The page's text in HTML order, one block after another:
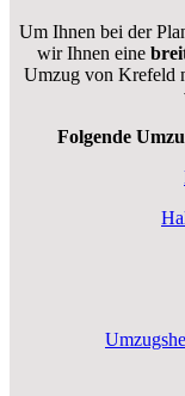
Um Ihnen bei der
wir Ihnen eine
Umzug von Krefeld
Folgende